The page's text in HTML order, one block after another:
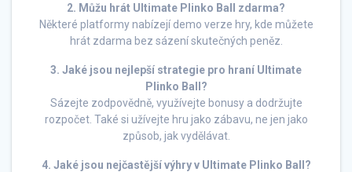
2. Můžu hrát Ultimate Plinko Ball zdarma?
Některé platformy nabízejí demo verze hry, kde můžete
hrát zdarma bez sázení skutečných peněz.
3. Jaké jsou nejlepší strategie pro hraní Ultimate
Plinko Ball?
Sázejte zodpovědně, využívejte bonusy a dodržujte
rozpočet. Také si užívejte hru jako zábavu, ne jen jako
způsob, jak vydělávat.
4. Jaké jsou nejčastější výhry v Ultimate Plinko Ball?